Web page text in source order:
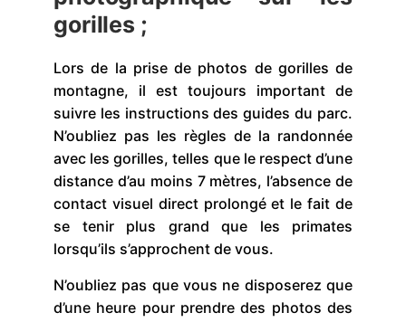
gorilles ;
Lors de la prise de photos de gorilles de
montagne, il est toujours important de
suivre les instructions des guides du parc.
N’oubliez pas les règles de la randonnée
avec les gorilles, telles que le respect d’une
distance d’au moins 7 mètres, l’absence de
contact visuel direct prolongé et le fait de
se tenir plus grand que les primates
lorsqu’ils s’approchent de vous.
N’oubliez pas que vous ne disposerez que
d’une heure pour prendre des photos des